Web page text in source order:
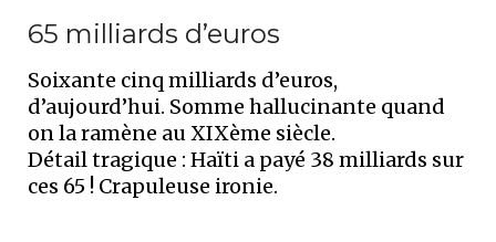
65 milliards d’euros
Soixante cinq milliards d’euros,
d’aujourd’hui. Somme hallucinante quand
on la ramène au XIXème siècle.
Détail tragique : Haïti a payé 38 milliards sur
ces 65 ! Crapuleuse ironie.